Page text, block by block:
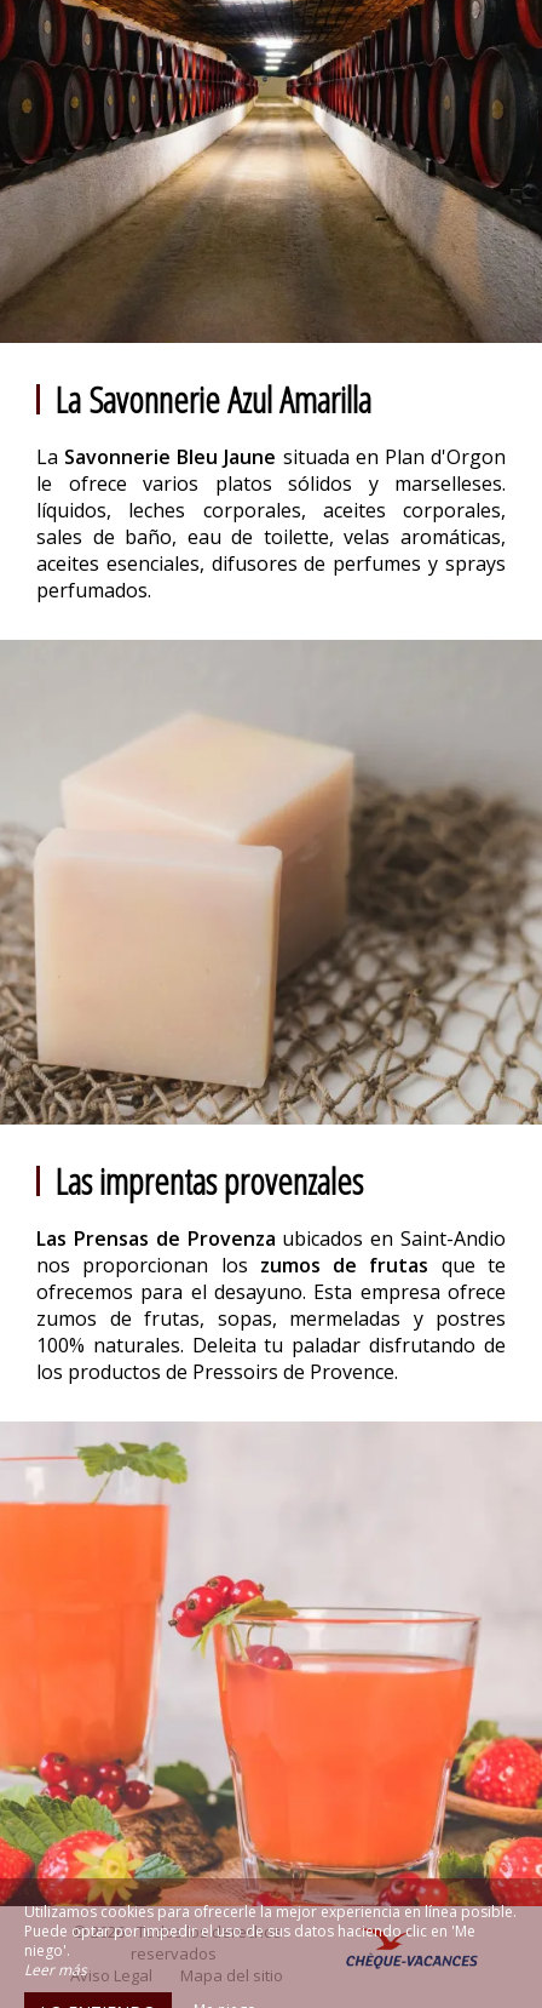
La Savonnerie Azul Amarilla
La Savonnerie Bleu Jaune situada en Plan d'Orgon
le ofrece varios platos sólidos y marselleses.
líquidos, leches corporales, aceites corporales,
sales de baño, eau de toilette, velas aromáticas,
aceites esenciales, difusores de perfumes y sprays
perfumados.
Las imprentas provenzales
Las Prensas de Provenza ubicados en Saint-Andio
nos proporcionan los zumos de frutas que te
ofrecemos para el desayuno. Esta empresa ofrece
zumos de frutas, sopas, mermeladas y postres
100% naturales. Deleita tu paladar disfrutando de
los productos de Pressoirs de Provence.
© 2026 - Todos los derechos
reservados
Aviso Legal
Mapa del sitio
Utilizamos cookies para ofrecerle la mejor experiencia en línea posible.
Puede optar por impedir el uso de sus datos haciendo clic en 'Me
niego'.
Leer más